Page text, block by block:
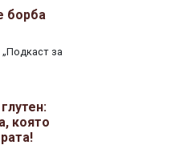
борба
за
която